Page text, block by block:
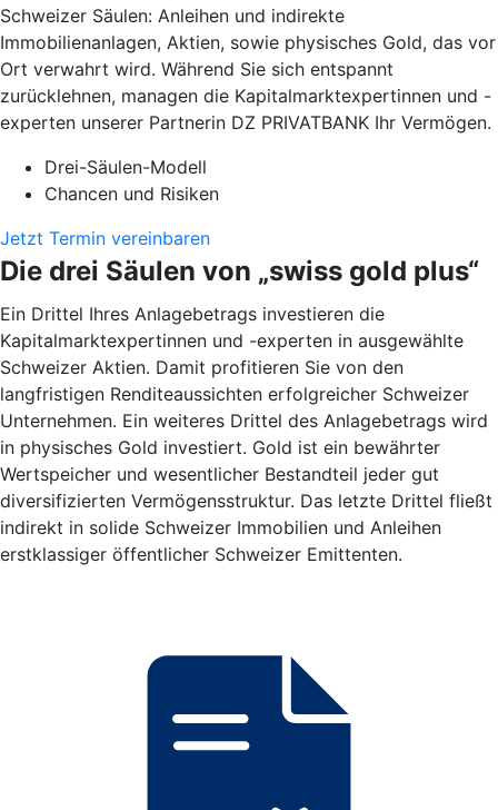
Schweizer Säulen: Anleihen und indirekte
Immobilienanlagen, Aktien, sowie physisches Gold, das vor
Ort verwahrt wird. Während Sie sich entspannt
zurücklehnen, managen die Kapitalmarktexpertinnen und -
experten unserer Partnerin DZ PRIVATBANK Ihr Vermögen.
Drei-Säulen-Modell
Chancen und Risiken
Jetzt Termin vereinbaren
Die drei Säulen von „swiss gold plus“
Ein Drittel Ihres Anlagebetrags investieren die
Kapitalmarktexpertinnen und -experten in ausgewählte
Schweizer Aktien. Damit profitieren Sie von den
langfristigen Renditeaussichten erfolgreicher Schweizer
Unternehmen. Ein weiteres Drittel des Anlagebetrags wird
in physisches Gold investiert. Gold ist ein bewährter
Wertspeicher und wesentlicher Bestandteil jeder gut
diversifizierten Vermögensstruktur. Das letzte Drittel fließt
indirekt in solide Schweizer Immobilien und Anleihen
erstklassiger öffentlicher Schweizer Emittenten.